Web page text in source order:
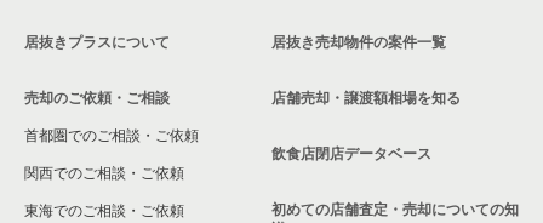
居抜きプラスについて
売却のご依頼・ご相談
首都圏でのご相談・ご依頼
関西でのご相談・ご依頼
東海でのご相談・ご依頼
居抜き売却物件の案件一覧
店舗売却・譲渡額相場を知る
飲食店閉店データベース
初めての店舗査定・売却についての知